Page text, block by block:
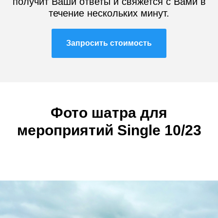
течение нескольких минут.
Запросить стоимость
Фото шатра для
мероприятий Single 10/23